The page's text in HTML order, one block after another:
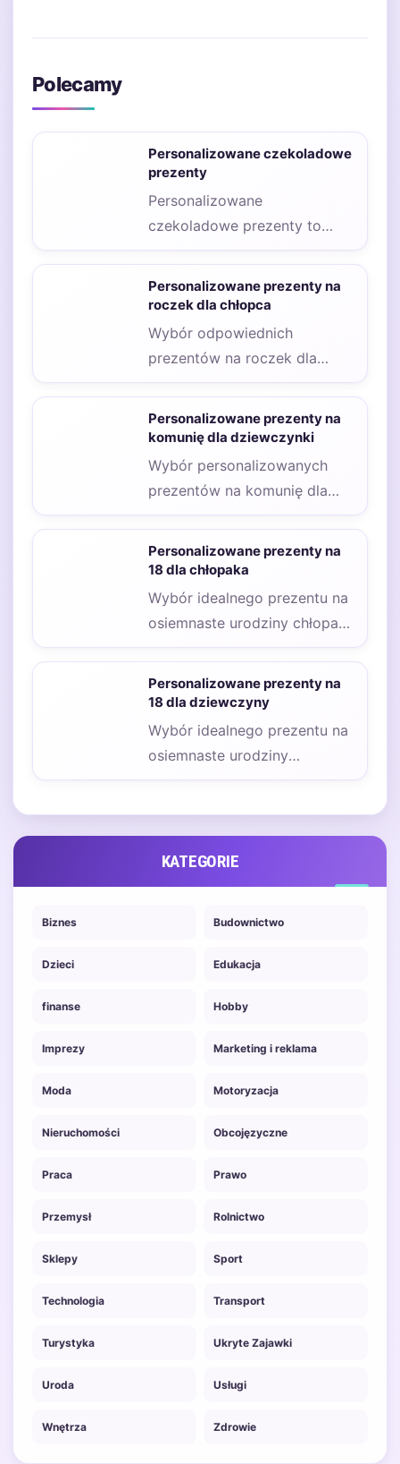
Polecamy
Personalizowane czekoladowe
prezenty
Personalizowane
czekoladowe prezenty to
doskonały sposób na
wyrażenie uczuć i sprawienie
radości bliskim. Wybierając
taki…
Personalizowane prezenty na
roczek dla chłopca
Wybór odpowiednich
prezentów na roczek dla
chłopca to nie lada wyzwanie,
szczególnie gdy chcemy,
aby…
Personalizowane prezenty na
komunię dla dziewczynki
Wybór personalizowanych
prezentów na komunię dla
dziewczynki to zadanie, które
wymaga przemyślenia i
uwzględnienia wielu…
Personalizowane prezenty na
18 dla chłopaka
Wybór idealnego prezentu na
osiemnaste urodziny chłopaka
może być nie lada
wyzwaniem, zwłaszcza gdy
chcemy,…
Personalizowane prezenty na
18 dla dziewczyny
Wybór idealnego prezentu na
osiemnaste urodziny
dziewczyny to zadanie, które
KATEGORIE
Biznes Budownictwo
Dzieci Edukacja
finanse Hobby
Imprezy Marketing i reklama
Moda Motoryzacja
Nieruchomości Obcojęzyczne
Praca Prawo
Przemysł Rolnictwo
Sklepy Sport
Technologia Transport
Turystyka Ukryte Zajawki
Uroda Usługi
Wnętrza Zdrowie